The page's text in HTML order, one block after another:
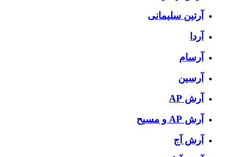
آرتین سلیمانی
آردا
آرسام
آرسین
آرش AP
آرش AP و مسیح
آرش آج